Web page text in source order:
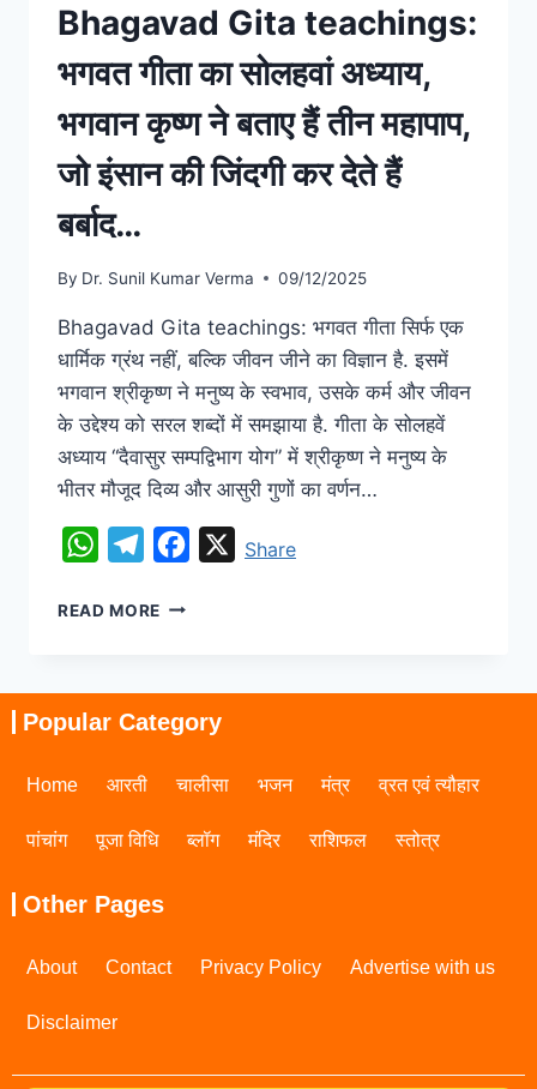
Bhagavad Gita teachings:
भगवत गीता का सोलहवां अध्याय,
भगवान कृष्ण ने बताए हैं तीन महापाप,
जो इंसान की जिंदगी कर देते हैं
बर्बाद…
By Dr. Sunil Kumar Verma 09/12/2025
Bhagavad Gita teachings: भगवत गीता सिर्फ एक
धार्मिक ग्रंथ नहीं, बल्कि जीवन जीने का विज्ञान है. इसमें
भगवान श्रीकृष्ण ने मनुष्य के स्वभाव, उसके कर्म और जीवन
के उद्देश्य को सरल शब्दों में समझाया है. गीता के सोलहवें
अध्याय “दैवासुर सम्पद्विभाग योग” में श्रीकृष्ण ने मनुष्य के
भीतर मौजूद दिव्य और आसुरी गुणों का वर्णन…
WhatsAppTelegramFacebook
XShare
READ MORE
Popular Category
Home आरती चालीसा भजन मंत्र व्रत एवं त्यौहार
पांचांग पूजा विधि ब्लॉग मंदिर राशिफल स्तोत्र
Other Pages
About Contact Privacy Policy Advertise with us
Disclaimer